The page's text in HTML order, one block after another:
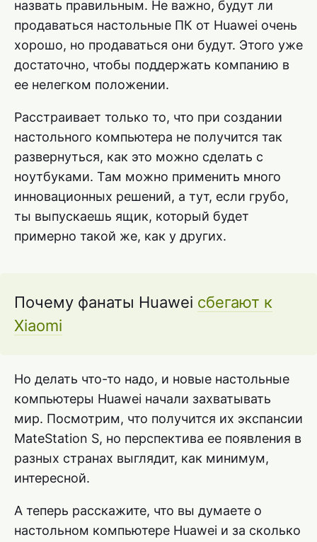
назвать правильным. Не важно, будут ли
продаваться настольные ПК от Huawei очень
хорошо, но продаваться они будут. Этого уже
достаточно, чтобы поддержать компанию в
ее нелегком положении.
Расстраивает только то, что при создании
настольного компьютера не получится так
развернуться, как это можно сделать с
ноутбуками. Там можно применить много
инновационных решений, а тут, если грубо,
ты выпускаешь ящик, который будет
примерно такой же, как у других.
Почему фанаты Huawei сбегают к
Xiaomi
Но делать что-то надо, и новые настольные
компьютеры Huawei начали захватывать
мир. Посмотрим, что получится их экспансии
MateStation S, но перспектива ее появления в
разных странах выглядит, как минимум,
интересной.
А теперь расскажите, что вы думаете о
настольном компьютере Huawei и за сколько